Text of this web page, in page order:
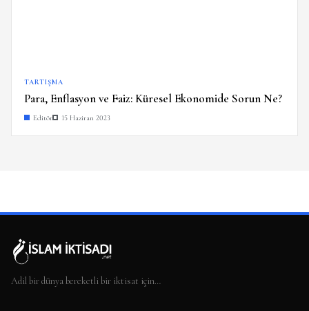
TARTIŞMA
Para, Enflasyon ve Faiz: Küresel Ekonomide Sorun Ne?
Editör 15 Haziran 2023
Adil bir dünya bereketli bir iktisat için…